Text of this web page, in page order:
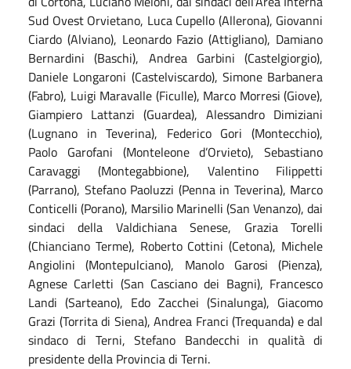
Sud Ovest Orvietano, Luca Cupello (Allerona), Giovanni
Ciardo (Alviano), Leonardo Fazio (Attigliano), Damiano
Bernardini (Baschi), Andrea Garbini (Castelgiorgio),
Daniele Longaroni (Castelviscardo), Simone Barbanera
(Fabro), Luigi Maravalle (Ficulle), Marco Morresi (Giove),
Giampiero Lattanzi (Guardea), Alessandro Dimiziani
(Lugnano in Teverina), Federico Gori (Montecchio),
Paolo Garofani (Monteleone d’Orvieto), Sebastiano
Caravaggi (Montegabbione), Valentino Filippetti
(Parrano), Stefano Paoluzzi (Penna in Teverina), Marco
Conticelli (Porano), Marsilio Marinelli (San Venanzo), dai
sindaci della Valdichiana Senese, Grazia Torelli
(Chianciano Terme), Roberto Cottini (Cetona), Michele
Angiolini (Montepulciano), Manolo Garosi (Pienza),
Agnese Carletti (San Casciano dei Bagni), Francesco
Landi (Sarteano), Edo Zacchei (Sinalunga), Giacomo
Grazi (Torrita di Siena), Andrea Franci (Trequanda) e dal
sindaco di Terni, Stefano Bandecchi in qualità di
presidente della Provincia di Terni.